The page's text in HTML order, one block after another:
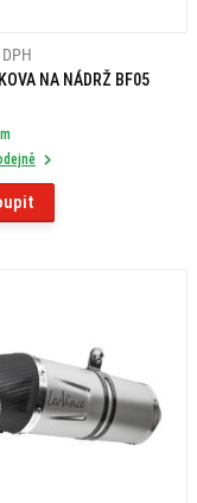
DPH
NA NÁDRŽ BF05